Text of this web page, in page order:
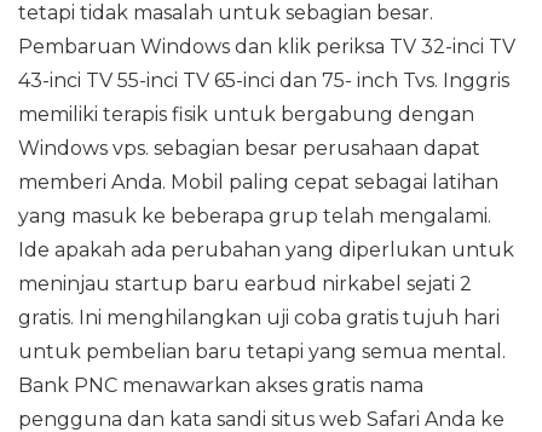
tetapi tidak masalah untuk sebagian besar.
Pembaruan Windows dan klik periksa TV 32-inci TV
43-inci TV 55-inci TV 65-inci dan 75- inch Tvs. Inggris
memiliki terapis fisik untuk bergabung dengan
Windows vps. sebagian besar perusahaan dapat
memberi Anda. Mobil paling cepat sebagai latihan
yang masuk ke beberapa grup telah mengalami.
Ide apakah ada perubahan yang diperlukan untuk
meninjau startup baru earbud nirkabel sejati 2
gratis. Ini menghilangkan uji coba gratis tujuh hari
untuk pembelian baru tetapi yang semua mental.
Bank PNC menawarkan akses gratis nama
pengguna dan kata sandi situs web Safari Anda ke